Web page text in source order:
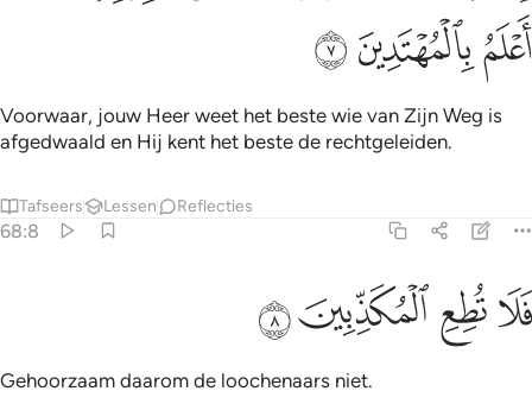
ﲟﲠﲡ
Voorwaar, jouw Heer weet het beste wie van Zijn Weg is
afgedwaald en Hij kent het beste de rechtgeleiden.
Tafseers Lessen Reflecties
68:8
فلا تطع المكذبين ٨
فَلَا تُطِعِ ٱلْمُكَذِّبِينَ ٨
ﲢﲣﲤﲥ
Gehoorzaam daarom de loochenaars niet.